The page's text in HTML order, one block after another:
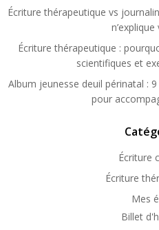
Écriture thérapeutique vs
Écriture thérapeutique :
scientifiques et
Album jeunesse deuil périnatal :
pour
Écriture
Écriture
Mes
Billet